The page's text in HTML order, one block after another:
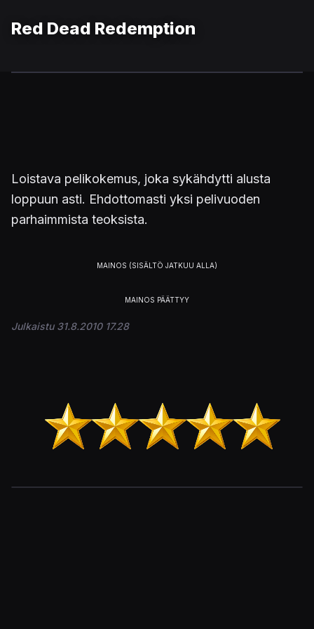
Red Dead Redemption
Loistava pelikokemus, joka sykähdytti alusta
loppuun asti. Ehdottomasti yksi pelivuoden
parhaimmista teoksista.
Julkaistu 31.8.2010 17.28